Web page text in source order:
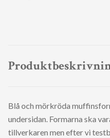
Blå och mörkröda
undersidan. Formarna ska
tillverkaren men efter vi